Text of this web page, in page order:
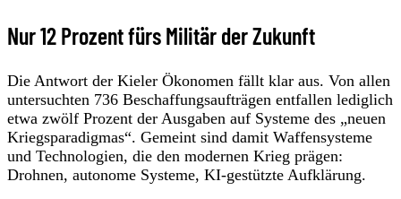
Nur 12 Prozent fürs Militär der Zukunft
Die Antwort der Kieler Ökonomen fällt klar aus. Von allen
untersuchten 736 Beschaffungsaufträgen entfallen lediglich
etwa zwölf Prozent der Ausgaben auf Systeme des „neuen
Kriegsparadigmas“. Gemeint sind damit Waffensysteme
und Technologien, die den modernen Krieg prägen:
Drohnen, autonome Systeme, KI-gestützte Aufklärung.